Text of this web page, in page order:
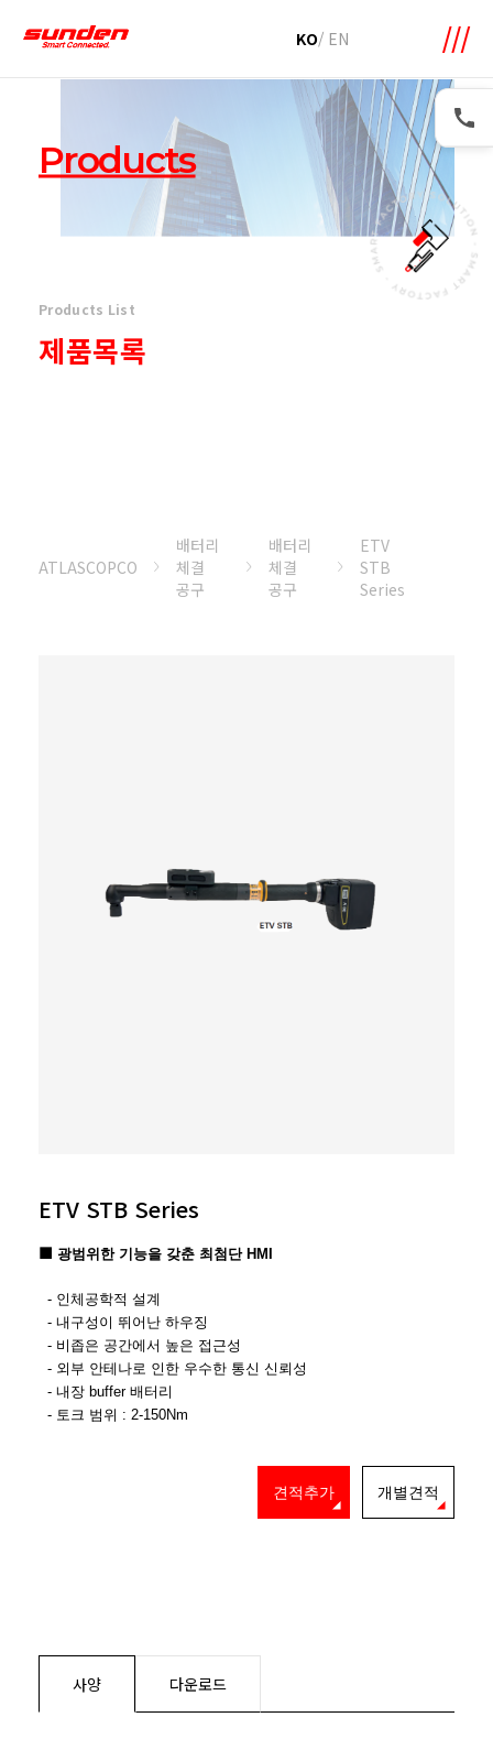
KO/ EN
Products
Products List
제품목록
ATLASCOPCO
배터리
체결
공구
배터리
체결
공구
ETV
STB
Series
ETV STB Series
■ 광범위한 기능을 갖춘 최첨단 HMI
- 인체공학적 설계
- 내구성이 뛰어난 하우징
- 비좁은 공간에서 높은 접근성
- 외부 안테나로 인한 우수한 통신 신뢰성
- 내장 buffer 배터리
- 토크 범위 : 2-150Nm
견적추가 개별견적
사양 다운로드